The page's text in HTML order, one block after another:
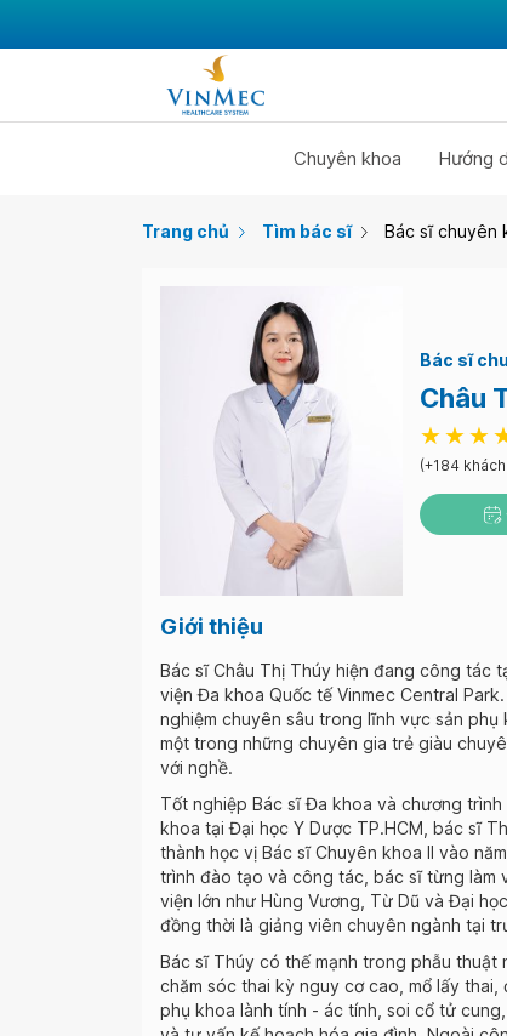
Chuyên khoa Hướng
Trang chủ Tìm bác sĩ Bác sĩ chuyên
Bác sĩ
Châu
(+184
Giới thiệu
Bác sĩ Châu Thị Thúy hiện đang công tác
viện Đa khoa Quốc tế Vinmec Central Park.
nghiệm chuyên sâu trong lĩnh vực sản phụ
một trong những chuyên gia trẻ giàu
với nghề.
Tốt nghiệp Bác sĩ Đa khoa và chương trình
khoa tại Đại học Y Dược TP.HCM, bác sĩ
thành học vị Bác sĩ Chuyên khoa II vào
trình đào tạo và công tác, bác sĩ từng làm
viện lớn như Hùng Vương, Từ Dũ và Đại
đồng thời là giảng viên chuyên ngành tại
Bác sĩ Thúy có thế mạnh trong phẫu thuật
chăm sóc thai kỳ nguy cơ cao, mổ lấy thai,
phụ khoa lành tính - ác tính, soi cổ tử cung,